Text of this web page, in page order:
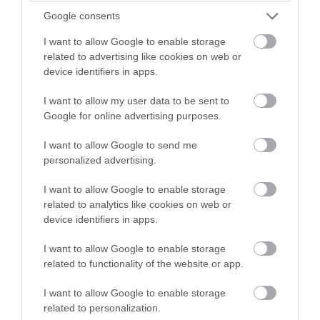
Google consents
I want to allow Google to enable storage
related to advertising like cookies on web or
device identifiers in apps.
I want to allow my user data to be sent to
Google for online advertising purposes.
I want to allow Google to send me
personalized advertising.
I want to allow Google to enable storage
related to analytics like cookies on web or
device identifiers in apps.
I want to allow Google to enable storage
related to functionality of the website or app.
I want to allow Google to enable storage
related to personalization.
Επικοινωνίας, με εξειδίκευση στα ψηφιακά μέσα
Διαθέτει εμπειρία στην συγγραφή online
περιεχομένου, τη διαχείριση ειδησεογραφικής
ύλης και την παρακολούθηση της επικαιρότητας
Διαβάστε όλες τις τελευταίεςΕιδήσεις
από την
Ελλάδα και τον Κόσμο
ΑΔΩΝΙΣ ΓΕΩΡΓΙΑΔΗΣ ΕΣΥ ΚΑΡΚΙΝΟΣ
ΝΟΣΟΚΟΜΕΙΟ ΜΕΤΑΞΑ ΣΚΥΛΟΣ ΘΕΡΑΠΕΙΑΣ